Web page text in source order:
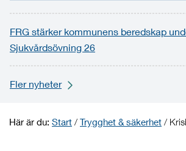
FRG stärker kommunens beredskap
Sjukvårdsövning 26
Fler nyheter
Här är du: Start / Trygghet & säkerhet /